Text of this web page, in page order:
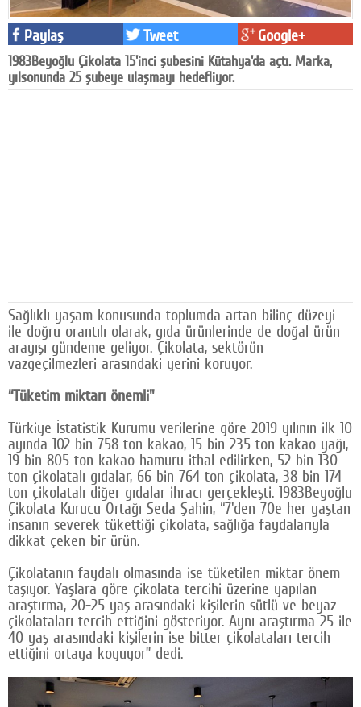
Youtube
Polemik
Reklam
© 2026 TÜM HAKLARI SAKLIDIR
Paylaş Tweet Google+
1983Beyoğlu Çikolata 15'inci şubesini Kütahya'da açtı. Marka,
yılsonunda 25 şubeye ulaşmayı hedefliyor.
Sağlıklı yaşam konusunda toplumda artan bilinç düzeyi
ile doğru orantılı olarak, gıda ürünlerinde de doğal ürün
arayışı gündeme geliyor. Çikolata, sektörün
vazgeçilmezleri arasındaki yerini koruyor.
“Tüketim miktarı önemli"
Türkiye İstatistik Kurumu verilerine göre 2019 yılının ilk 10
ayında 102 bin 758 ton kakao, 15 bin 235 ton kakao yağı,
19 bin 805 ton kakao hamuru ithal edilirken, 52 bin 130
ton çikolatalı gıdalar, 66 bin 764 ton çikolata, 38 bin 174
ton çikolatalı diğer gıdalar ihracı gerçekleşti. 1983Beyoğlu
Çikolata Kurucu Ortağı Seda Şahin, “7'den 70e her yaştan
insanın severek tükettiği çikolata, sağlığa faydalarıyla
dikkat çeken bir ürün.
Çikolatanın faydalı olmasında ise tüketilen miktar önem
taşıyor. Yaşlara göre çikolata tercihi üzerine yapılan
araştırma, 20-25 yaş arasındaki kişilerin sütlü ve beyaz
çikolataları tercih ettiğini gösteriyor. Aynı araştırma 25 ile
40 yaş arasındaki kişilerin ise bitter çikolataları tercih
ettiğini ortaya koyuyor” dedi.